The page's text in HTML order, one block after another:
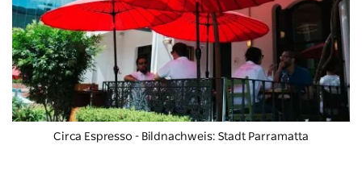
Circa Espresso - Bildnachweis: Stadt Parramatta